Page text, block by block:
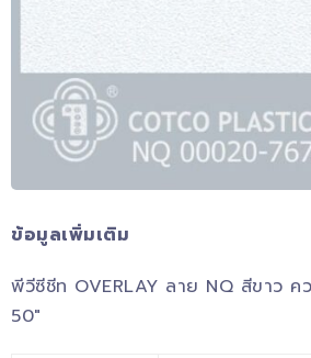
ข้อมูลเพิ่มเติม
พีวีซีชีท OVERLAY ลาย NQ สีขาว ค
50″